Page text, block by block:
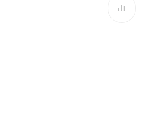
В